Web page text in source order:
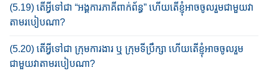
(5.19) តើអ្វី​ទៅ​ជា​ “អង្គ​ការ​ភាគីពាក់ព័ន្ធ​” ហើយ​តើខ្ញុំ​អាច​ចូល​រួមជាមួយ​វា​​
តាមរបៀបណា?
(5.20) តើអ្វី​ទៅ​ជា​ ក្រុមការងារ ឬ ក្រុមទី​ប្រឹក្សា ហើយ​តើខ្ញុំ​អាច​ចូល​រួម
ជាមួយ​វា​​តាមរបៀបណា?